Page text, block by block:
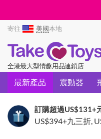
寄往 美國本地
全港最大型情趣用品連鎖店
最新產品 震動器
訂購超過US$131+
US$394+九三折,